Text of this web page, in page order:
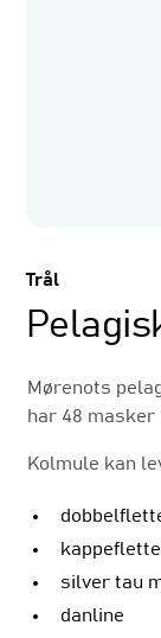
Trål
Mørenots
har 48 masker
Kolmule kan
silver tau
danline